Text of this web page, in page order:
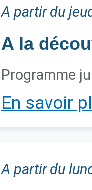
A partir du
A la
Programme
En savoir
A partir du